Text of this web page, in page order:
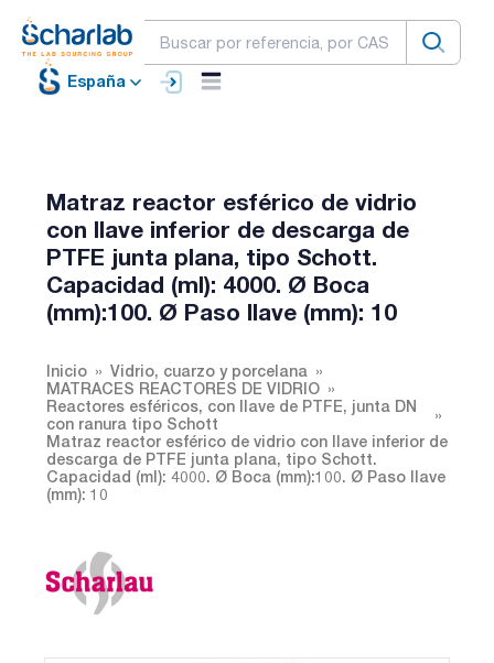
España
Matraz reactor esférico de vidrio
con llave inferior de descarga de
PTFE junta plana, tipo Schott.
Capacidad (ml): 4000. Ø Boca
(mm):100. Ø Paso llave (mm): 10
Inicio
Vidrio, cuarzo y porcelana
MATRACES REACTORES DE VIDRIO
Reactores esféricos, con llave de PTFE, junta DN
con ranura tipo Schott
Matraz reactor esférico de vidrio con llave inferior de
descarga de PTFE junta plana, tipo Schott.
Capacidad (ml): 4000. Ø Boca (mm):100. Ø Paso llave
(mm): 10